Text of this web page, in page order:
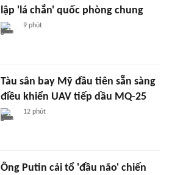
lập 'lá chắn' quốc phòng chung
9 phút
Tàu sân bay Mỹ đầu tiên sẵn sàng
điều khiển UAV tiếp dầu MQ-25
12 phút
Ông Putin cải tổ 'đầu não' chiến